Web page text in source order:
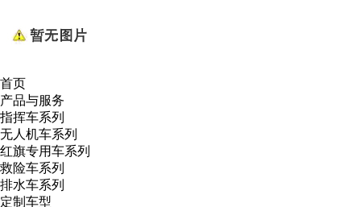
首页
产品与服务
指挥车系列
无人机车系列
红旗专用车系列
救险车系列
排水车系列
定制车型